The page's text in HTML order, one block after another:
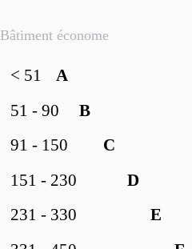
Bâtiment économe
A
< 51
B
51 - 90
C
91 - 150
D
151 - 230
E
231 - 330